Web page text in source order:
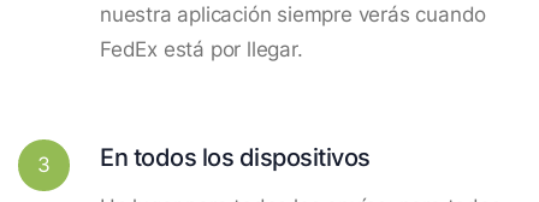
nuestra aplicación siempre verás cuando
FedEx está por llegar.
3 En todos los dispositivos